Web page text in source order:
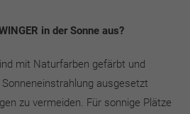
in der Sonne aus?
mit Naturfarben gefärbt und
ausgesetzt
zu vermeiden. Für sonnige Plätze